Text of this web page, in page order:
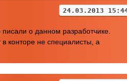
24.03.2013
о данном разработчике.
в конторе не специалисты, а